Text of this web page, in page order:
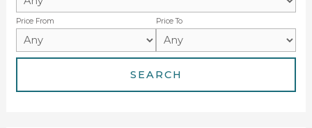
Price From Price To